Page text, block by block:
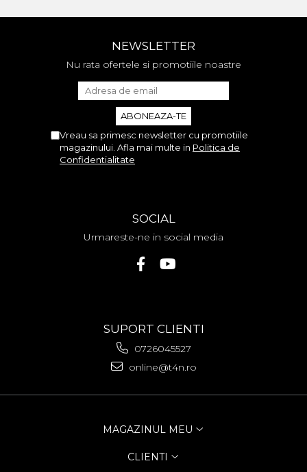
NEWSLETTER
Nu rata ofertele si promotiile noastre
Vreau sa primesc newsletter cu promotiile
magazinului. Afla mai multe in Politica de
Confidentialitate
SOCIAL
Urmareste-ne in social media
SUPORT CLIENTI
0726045527
online@t4n.ro
MAGAZINUL MEU
CLIENTI